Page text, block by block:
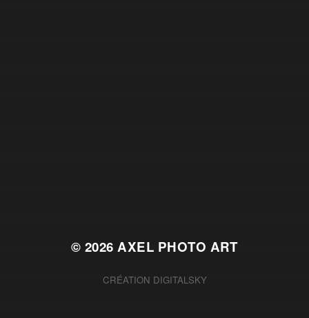
© 2026AXEL PHOTO ART
CRÉATION DIGITALSKY